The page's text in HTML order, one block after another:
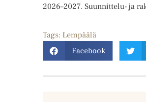
2026–2027. Suunnittelu- ja
Tags: Lempäälä
Facebook